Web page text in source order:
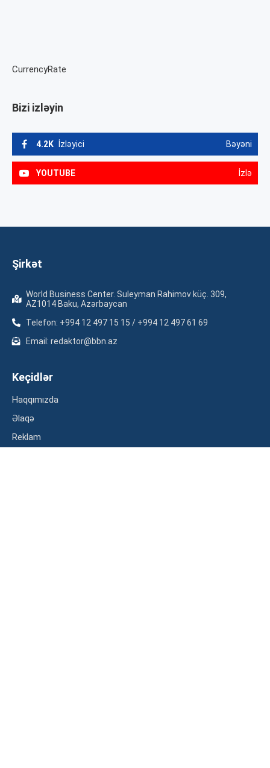
CurrencyRate
Bizi izləyin
4.2K İzləyici Bəyəni
YOUTUBE İzlə
Şirkət
World Business Center. Suleyman Rahimov küç. 309,
AZ1014 Baku, Azərbaycan
Telefon: +994 12 497 15 15 / +994 12 497 61 69
Email: redaktor@bbn.az
Keçidlər
Haqqımızda
Əlaqə
Reklam